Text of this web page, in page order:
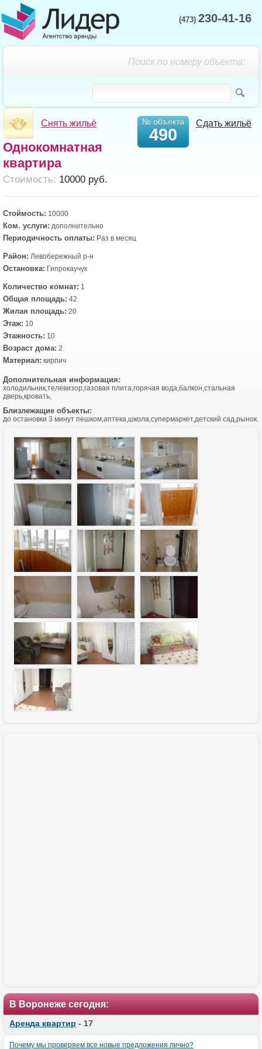
(473) 230-41-16
Поиск по номеру объекта:
Снять жильё Сдать жильё
№ объекта
490
Однокомнатная
квартира
Cтоимость: 10000 руб.
Стоймость: 10000
Ком. услуги: дополнительно
Периодичность оплаты: Раз в месяц
Район: Левобережный р-н
Остановка: Гипрокаучук
Количество комнат: 1
Общая площадь: 42
Жилая площадь: 20
Этаж: 10
Этажность: 10
Возраст дома: 2
Материал: кирпич
Дополнительная информация:
холодильник,телевизор,газовая плита,горячая вода,балкон,стальная
дверь,кровать,
Близлежащие объекты:
до остановки 3 минут пешком,аптека,школа,супермаркет,детский сад,рынок.
В Воронеже сегодня:
Аренда квартир - 17
Почему мы проверяем все новые предложения лично?